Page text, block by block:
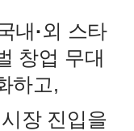
내·외 스타
창업 무대
하고 ,
장 진입을